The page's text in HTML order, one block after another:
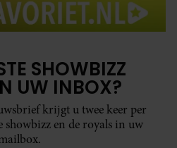
SHOWBIZZ
UW INBOX?
krijgt u twee keer per
showbizz en de royals in uw